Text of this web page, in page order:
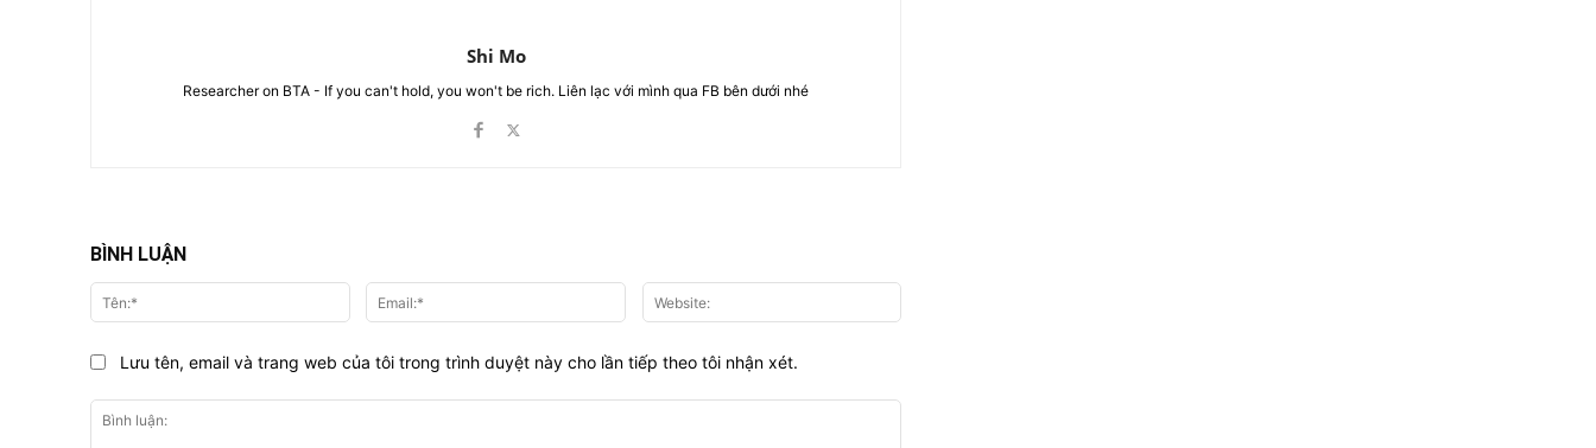
Shi Mo
Researcher on BTA - If you can't hold, you won't be rich. Liên lạc với mình qua FB bên dưới nhé
BÌNH LUẬN
Tên:* Email:*
Lưu tên, email và trang web của tôi trong trình duyệt này cho lần tiếp theo tôi nhận xét.